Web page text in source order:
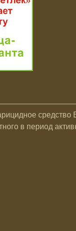
средство
в период